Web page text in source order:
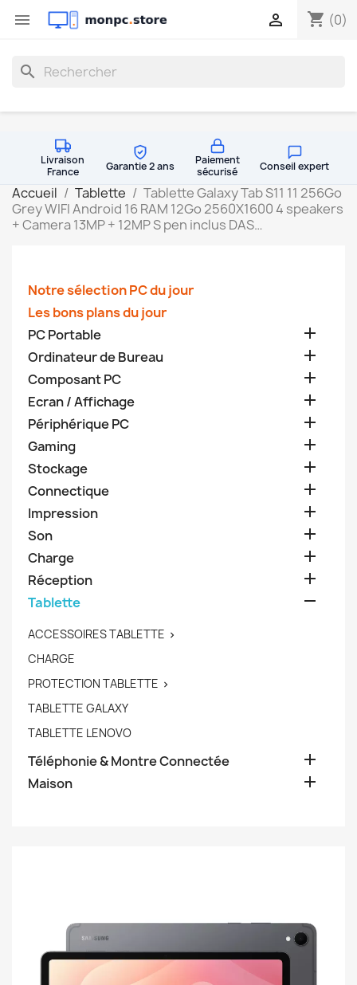
 shopping_cart (0)

search
Livraison
France
Garantie 2 ans
Paiement
sécurisé
Conseil expert
Accueil Tablette
Tablette Galaxy Tab S11 11 256Go
Grey WIFI Android 16 RAM 12Go 2560X1600 4 speakers
+ Camera 13MP + 12MP S pen inclus DAS…
Notre sélection PC du jour
Les bons plans du jour
PC Portable

Ordinateur de Bureau 
Composant PC 
Ecran / Affichage 
Périphérique PC 
Gaming 
Stockage 
Connectique 
Impression 
Son 
Charge 
Réception 
Tablette 
ACCESSOIRES TABLETTE 
CHARGE
PROTECTION TABLETTE 
TABLETTE GALAXY
TABLETTE LENOVO
Téléphonie & Montre Connectée 
Maison 